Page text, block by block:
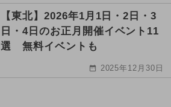
【東北】2026年1月1日・2日・3
日・4日のお正月開催イベント11
選 無料イベントも
2025年12月30日